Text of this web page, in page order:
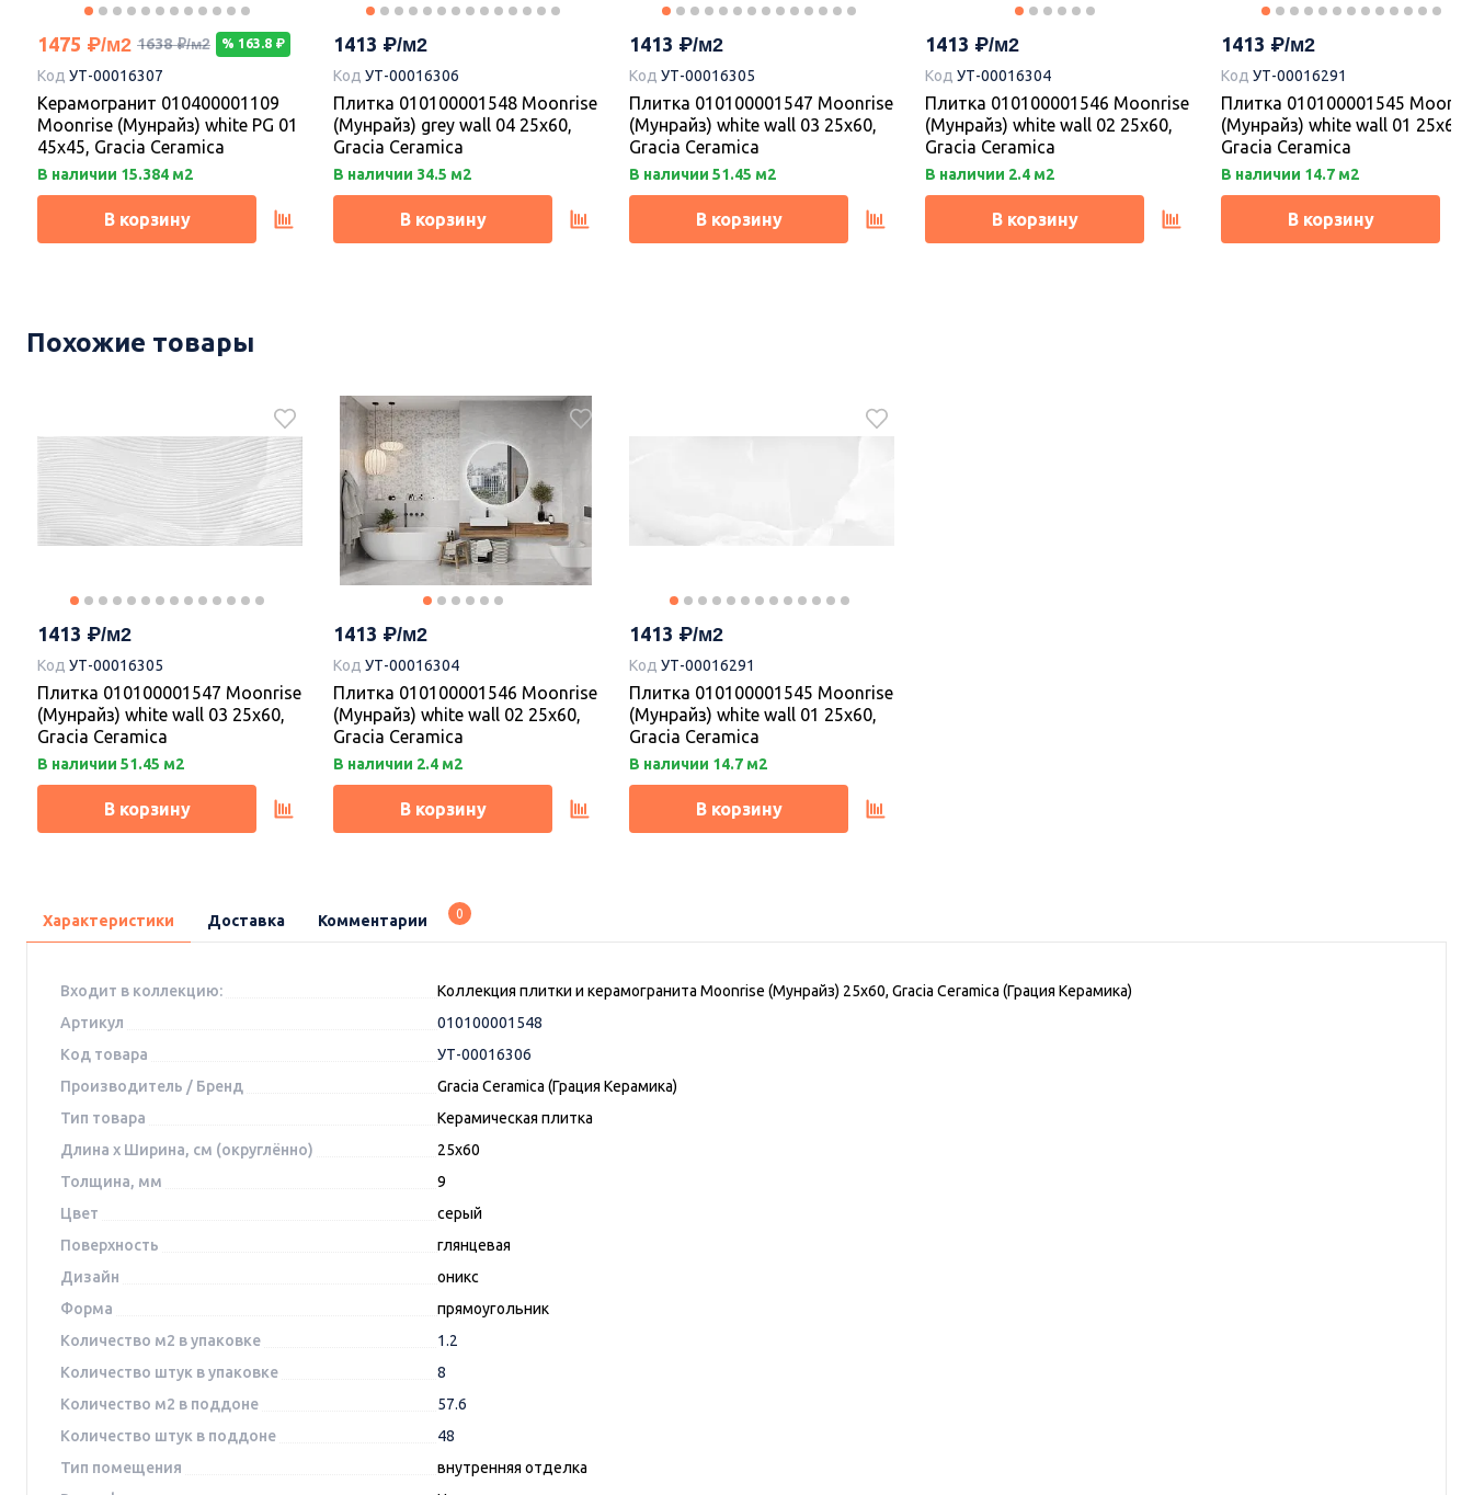
1475 1638 % 163.8
Код УТ-00016307
Керамогранит 010400001109
Moonrise (Мунрайз) white PG 01
45х45, Gracia Ceramica
В наличии 15.384 м2
В корзину
1413
Код УТ-00016306
Плитка 010100001548 Moonrise
(Мунрайз) grey wall 04 25х60,
Gracia Ceramica
В наличии 34.5 м2
В корзину
1413
Код УТ-00016305
Плитка 010100001547 Moonrise
(Мунрайз) white wall 03 25х60,
Gracia Ceramica
В наличии 51.45 м2
В корзину
1413
Код УТ-00016304
Плитка 010100001546 Moonrise
(Мунрайз) white wall 02 25х60,
Gracia Ceramica
В наличии 2.4 м2
В корзину
1413
Код УТ-00016291
Плитка 010100001545
(Мунрайз) white wall 01 25х60,
Gracia Ceramica
В наличии 14.7 м2
В корзину
1205
Ceramica (Грация Керамика)
Под заказ.
В корзину
1085 1205 % 120.5
Керамогранит 010400001367
Треви беж 01 40х40, Gracia
Под заказ.
В корзину
Ceramica
В наличии 42.56 м2
В корзину
Похожие товары
1413
Код УТ-00016305
Плитка 010100001547 Moonrise
(Мунрайз) white wall 03 25х60,
Gracia Ceramica
В наличии 51.45 м2
В корзину
1413
Код УТ-00016304
Плитка 010100001546 Moonrise
(Мунрайз) white wall 02 25х60,
Gracia Ceramica
В наличии 2.4 м2
В корзину
1413
Код УТ-00016291
Плитка 010100001545 Moonrise
(Мунрайз) white wall 01 25х60,
Gracia Ceramica
В наличии 14.7 м2
В корзину
Характеристики Доставка Комментарии 0
Входит в коллекцию:
Коллекция плитки и керамогранита Moonrise (Мунрайз) 25х60, Gracia Ceramica (Грация Керамика)
Артикул
010100001548
Код товара
УТ-00016306
Производитель / Бренд
Gracia Ceramica (Грация Керамика)
Тип товара
Керамическая плитка
Длина x Ширина, см (округлённо)
25x60
Толщина, мм
9
Цвет
серый
Поверхность
глянцевая
Дизайн
оникс
Форма
прямоугольник
Количество м2 в упаковке
1.2
Количество штук в упаковке
8
Количество м2 в поддоне
57.6
Количество штук в поддоне
48
Тип помещения
внутренняя отделка